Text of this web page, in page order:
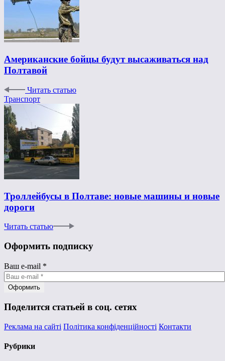
Американские бойцы будут высаживаться над
Полтавой
Читать статью
Транспорт
Троллейбусы в Полтаве: новые машины и новые
дороги
Читать статью
Оформить подписку
Ваш e-mail *
Поделится статьей в соц. сетях
Реклама на сайті Політика конфіденційності Контакти
Рубрики